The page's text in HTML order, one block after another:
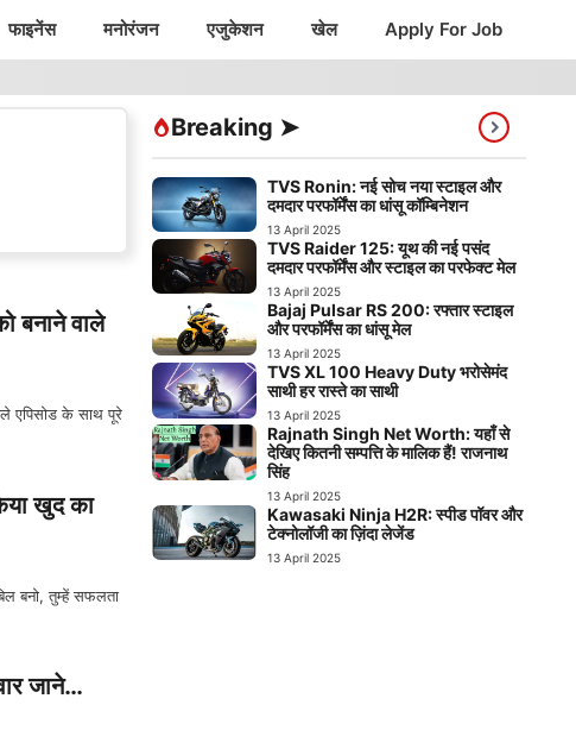
फाइनेंस मनोरंजन एजुकेशन खेल Apply For Job
बनाने वाले
एपिसोड के साथ पूरे
खुद का
बनो, तुम्हें सफलता
जाने…
Breaking ➤
TVS Ronin: नई सोच नया स्टाइल और
दमदार परफॉर्मेंस का धांसू कॉम्बिनेशन
13 April 2025
TVS Raider 125: यूथ की नई पसंद
दमदार परफॉर्मेंस और स्टाइल का परफेक्ट मेल
13 April 2025
Bajaj Pulsar RS 200: रफ्तार स्टाइल
और परफॉर्मेंस का धांसू मेल
13 April 2025
TVS XL 100 Heavy Duty भरोसेमंद
साथी हर रास्ते का साथी
13 April 2025
Rajnath Singh Net Worth: यहाँ से
देखिए कितनी सम्पत्ति के मालिक हैं! राजनाथ
सिंह
13 April 2025
Kawasaki Ninja H2R: स्पीड पॉवर और
टेक्नोलॉजी का ज़िंदा लेजेंड
13 April 2025